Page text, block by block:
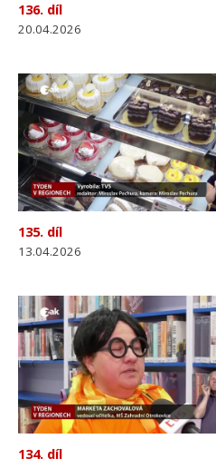
136. díl
20.04.2026
135. díl
13.04.2026
134. díl